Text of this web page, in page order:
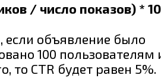
/ число показов) *
объявление было
100 пользователям
то CTR будет равен 5%.